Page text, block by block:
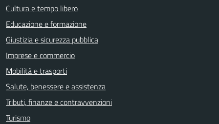
Cultura e tempo libero
Educazione e formazione
Giustizia e sicurezza pubblica
Imprese e commercio
Mobilità e trasporti
Salute, benessere e assistenza
Tributi, finanze e contravvenzioni
Turismo